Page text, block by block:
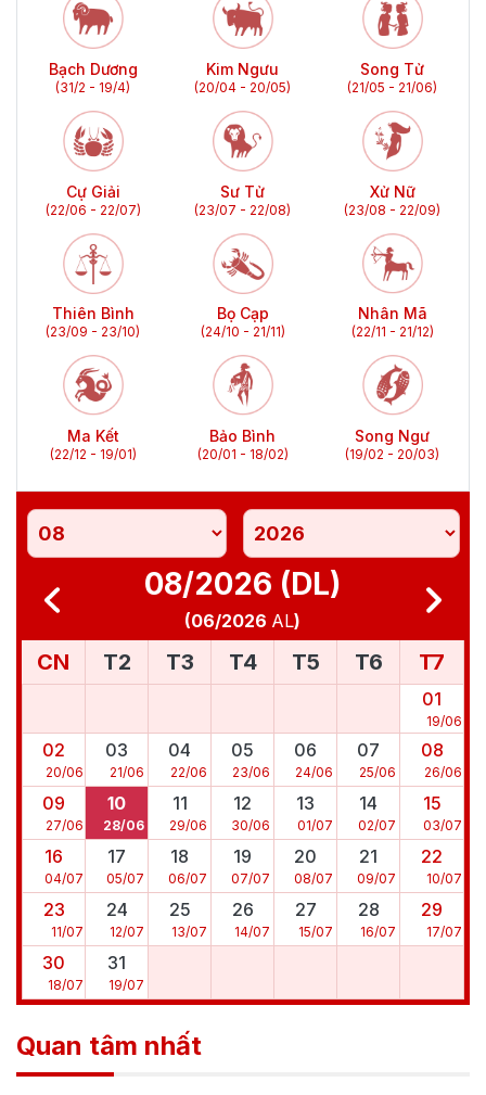
Bạch Dương
(31/2 - 19/4)
Kim Ngưu
(20/04 - 20/05)
Song Tử
(21/05 - 21/06)
Cự Giải
(22/06 - 22/07)
Sư Tử
(23/07 - 22/08)
Xử Nữ
(23/08 - 22/09)
Thiên Bình
(23/09 - 23/10)
Bọ Cạp
(24/10 - 21/11)
Nhân Mã
(22/11 - 21/12)
Ma Kết
(22/12 - 19/01)
Bảo Bình
(20/01 - 18/02)
Song Ngư
(19/02 - 20/03)
08/2026 (DL)
(06/2026 AL)
CN T2 T3 T4 T5 T6 T7
01
19/06
02
20/06
03
21/06
04
22/06
05
23/06
06
24/06
07
25/06
08
26/06
09
27/06
10
28/06
11
29/06
12
30/06
13
01/07
14
02/07
15
03/07
16
04/07
17
05/07
18
06/07
19
07/07
20
08/07
21
09/07
22
10/07
23
11/07
24
12/07
25
13/07
26
14/07
27
15/07
28
16/07
29
17/07
30
18/07
31
19/07
Quan tâm nhất